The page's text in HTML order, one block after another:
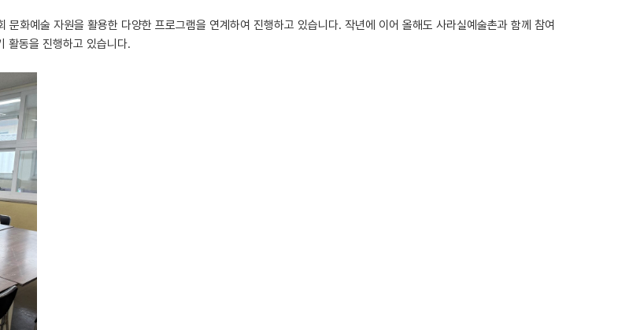
화예술 자원을 활용한 다양한 프로그램을 연계하여 진행하고 있습니다. 작년에 이어 올해도 사라실예술촌과 함께 참여
활동을 진행하고 있습니다.